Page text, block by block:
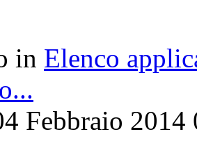
in Elenco
Febbraio 2014